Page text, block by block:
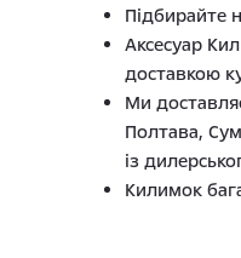
Підбирайте
Аксесуар
доставкою
Ми
Полтава,
із
Килимок